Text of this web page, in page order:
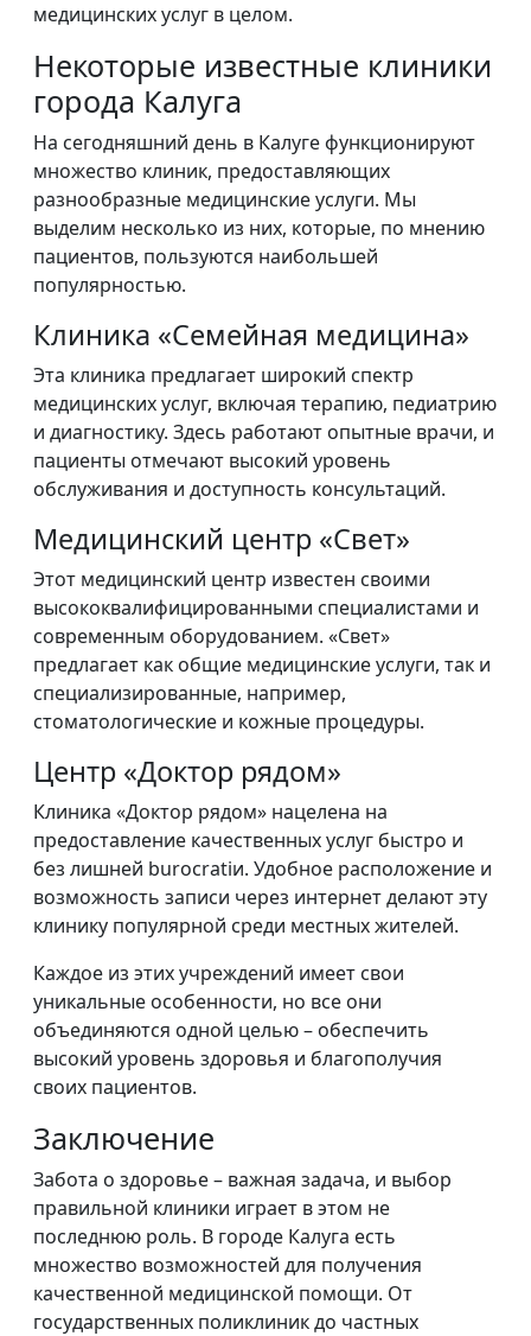
медицинских услуг в целом.
Некоторые известные клиники
города Калуга
На сегодняшний день в Калуге функционируют
множество клиник, предоставляющих
разнообразные медицинские услуги. Мы
выделим несколько из них, которые, по мнению
пациентов, пользуются наибольшей
популярностью.
Клиника «Семейная медицина»
Эта клиника предлагает широкий спектр
медицинских услуг, включая терапию, педиатрию
и диагностику. Здесь работают опытные врачи, и
пациенты отмечают высокий уровень
обслуживания и доступность консультаций.
Медицинский центр «Свет»
Этот медицинский центр известен своими
высококвалифицированными специалистами и
современным оборудованием. «Свет»
предлагает как общие медицинские услуги, так и
специализированные, например,
стоматологические и кожные процедуры.
Центр «Доктор рядом»
Клиника «Доктор рядом» нацелена на
предоставление качественных услуг быстро и
без лишней burocratiи. Удобное расположение и
возможность записи через интернет делают эту
клинику популярной среди местных жителей.
Каждое из этих учреждений имеет свои
уникальные особенности, но все они
объединяются одной целью – обеспечить
высокий уровень здоровья и благополучия
своих пациентов.
Заключение
Забота о здоровье – важная задача, и выбор
правильной клиники играет в этом не
последнюю роль. В городе Калуга есть
множество возможностей для получения
качественной медицинской помощи. От
государственных поликлиник до частных